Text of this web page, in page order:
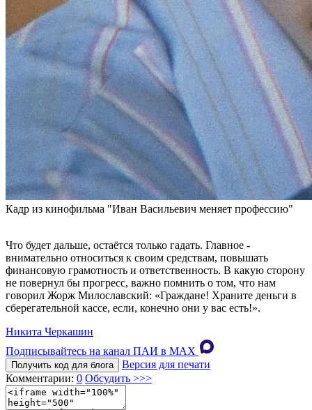
Кадр из кинофильма "Иван Васильевич меняет профессию"
Что будет дальше, остаётся только гадать. Главное -
внимательно относиться к своим средствам, повышать
финансовую грамотность и ответственность. В какую сторону
не повернул бы прогресс, важно помнить о том, что нам
говорил Жорж Милославский: «Граждане! Храните деньги в
сберегательной кассе, если, конечно они у вас есть!».
Никита Черкашин
Подписывайтесь на канал ПАИ в MAХ
Получить код для блога
Версия для печати
Комментарии: 0 Обсудить >>>